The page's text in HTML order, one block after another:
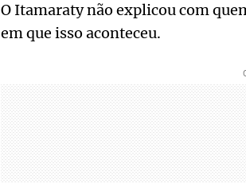
O Itamaraty não explicou com
em que isso aconteceu.